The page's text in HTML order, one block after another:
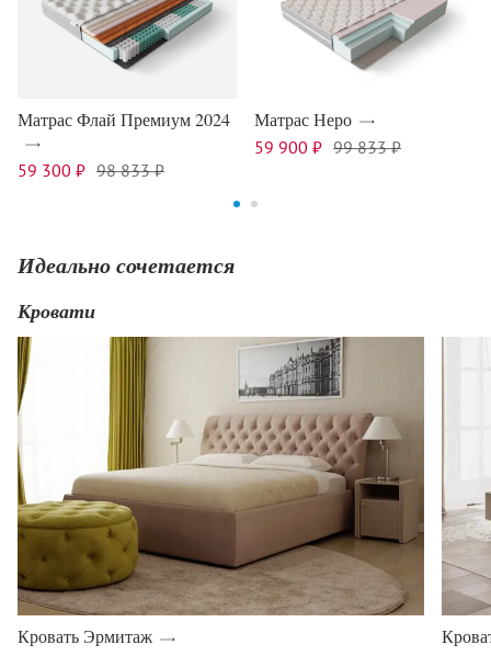
Матрас Флай Премиум 2024
59 300 ₽ 98 833 ₽
Матрас Неро
59 900 ₽ 99 833 ₽
Идеально сочетается
Кровати
Кровать Эрмитаж